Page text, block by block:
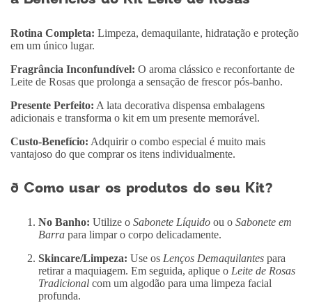
Rotina Completa: Limpeza, demaquilante, hidratação e proteção
em um único lugar.
Fragrância Inconfundível: O aroma clássico e reconfortante de
Leite de Rosas que prolonga a sensação de frescor pós-banho.
Presente Perfeito: A lata decorativa dispensa embalagens
adicionais e transforma o kit em um presente memorável.
Custo-Benefício: Adquirir o combo especial é muito mais
vantajoso do que comprar os itens individualmente.
ð Como usar os produtos do seu Kit?
No Banho: Utilize o Sabonete Líquido ou o Sabonete em
Barra para limpar o corpo delicadamente.
Skincare/Limpeza: Use os Lenços Demaquilantes para
retirar a maquiagem. Em seguida, aplique o Leite de Rosas
Tradicional com um algodão para uma limpeza facial
profunda.